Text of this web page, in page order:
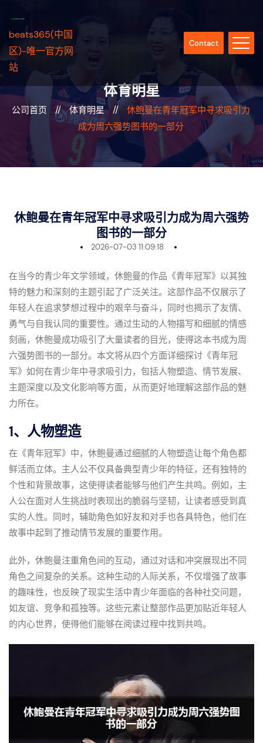
beats365(中国
区)-唯一官方网
站
Contact
体育明星
公司首页 // 体育明星 //
休鲍曼在青年冠军中寻求吸引力
成为周六强势图书的一部分
休鲍曼在青年冠军中寻求吸引力成为周六强势
图书的一部分
2026-07-03 11:09:18
在当今的青少年文学领域，休鲍曼的作品《青年冠军》以其独
特的魅力和深刻的主题引起了广泛关注。这部作品不仅展示了
年轻人在追求梦想过程中的艰辛与奋斗，同时也揭示了友情、
勇气与自我认同的重要性。通过生动的人物描写和细腻的情感
刻画，休鲍曼成功吸引了大量读者的目光，使得这本书成为周
六强势图书的一部分。本文将从四个方面详细探讨《青年冠
军》如何在青少年中寻求吸引力，包括人物塑造、情节发展、
主题深度以及文化影响等方面，从而更好地理解这部作品的魅
力所在。
1、人物塑造
在《青年冠军》中，休鲍曼通过细腻的人物塑造让每个角色都
鲜活而立体。主人公不仅具备典型青少年的特征，还有独特的
个性和背景故事，这使得读者能够与他们产生共鸣。例如，主
人公在面对人生挑战时表现出的脆弱与坚韧，让读者感受到真
实的人性。同时，辅助角色如好友和对手也各具特色，他们在
故事中起到了推动情节发展的重要作用。
此外，休鲍曼注重角色间的互动，通过对话和冲突展现出不同
角色之间复杂的关系。这种生动的人际关系，不仅增强了故事
的趣味性，也反映了现实生活中青少年面临的各种社交问题，
如友谊、竞争和孤独等。这些元素让整部作品更加贴近年轻人
的内心世界，使得他们能够在阅读过程中找到共鸣。